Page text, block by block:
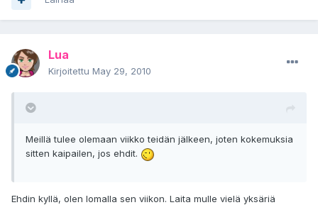
Lua
Kirjoitettu May 29, 2010
Meillä tulee olemaan viikko teidän jälkeen, joten kokemuksia
sitten kaipailen, jos ehdit.
Ehdin kyllä, olen lomalla sen viikon. Laita mulle vielä yksäriä